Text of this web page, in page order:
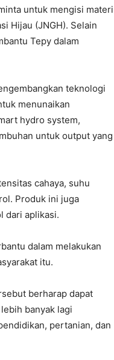
untuk mengisi materi
Hijau (JNGH). Selain
Tepy dalam
teknologi
menunaikan
hydro system,
untuk output yang
cahaya, suhu
Produk ini juga
dari aplikasi.
dalam melakukan
itu.
berharap dapat
banyak lagi
pertanian, dan